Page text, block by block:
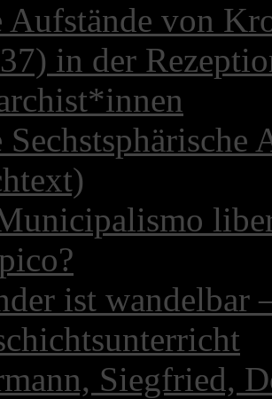
Aufstände von
in der
Sechstsphärische
ist
Siegfried,